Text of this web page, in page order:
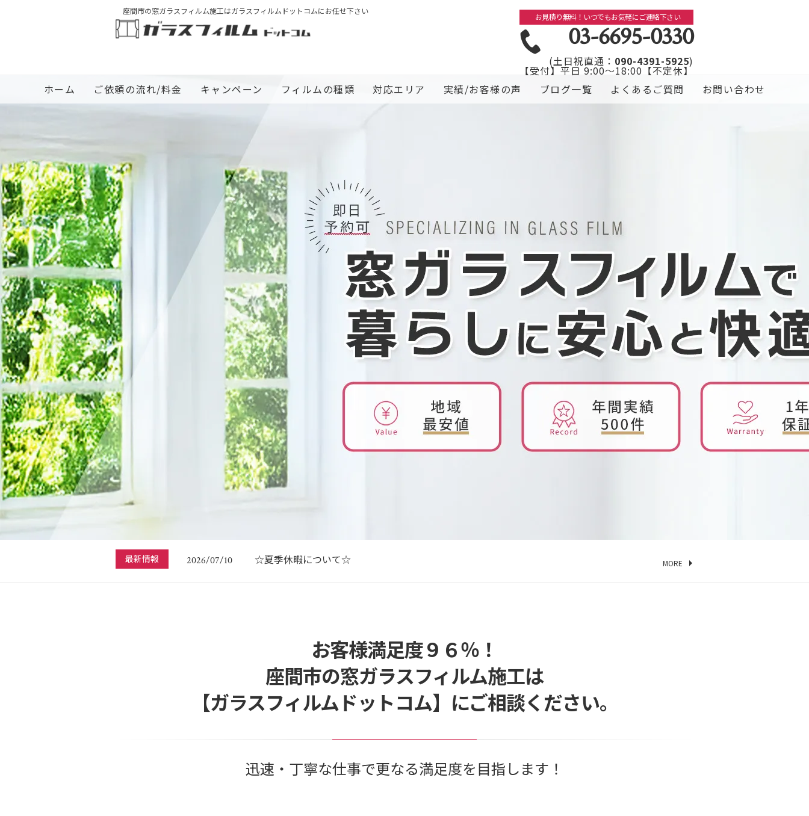
座間市の窓ガラスフィルム施工はガラスフィルムドットコムにお任せ下さい
お見積り無料！いつでもお気軽にご連絡下さい
03-6695-0330
(土日祝直通： 090-4391-5925)
【受付】平日 9:00～18:00【不定休】
ホーム
ご依頼の流れ/料金 キャンペーン フィルムの種類 対応エリア 実績/お客様の声 ブログ一覧 よくあるご質問 お問い合わせ
最新情報
☆夏季休暇について☆
2026/04/27 GWの営業について☆ MORE
お客様満足度９６％！
座間市の窓ガラスフィルム施工は
【ガラスフィルムドットコム】にご相談ください。
迅速・丁寧な仕事で更なる満足度を目指します！